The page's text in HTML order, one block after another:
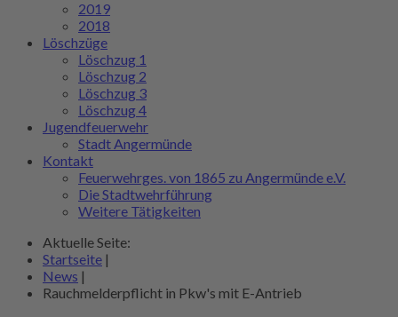
2019
2018
Löschzüge
Löschzug 1
Löschzug 2
Löschzug 3
Löschzug 4
Jugendfeuerwehr
Stadt Angermünde
Kontakt
Feuerwehrges. von 1865 zu Angermünde e.V.
Die Stadtwehrführung
Weitere Tätigkeiten
Aktuelle Seite:
Startseite |
News |
Rauchmelderpflicht in Pkw's mit E-Antrieb